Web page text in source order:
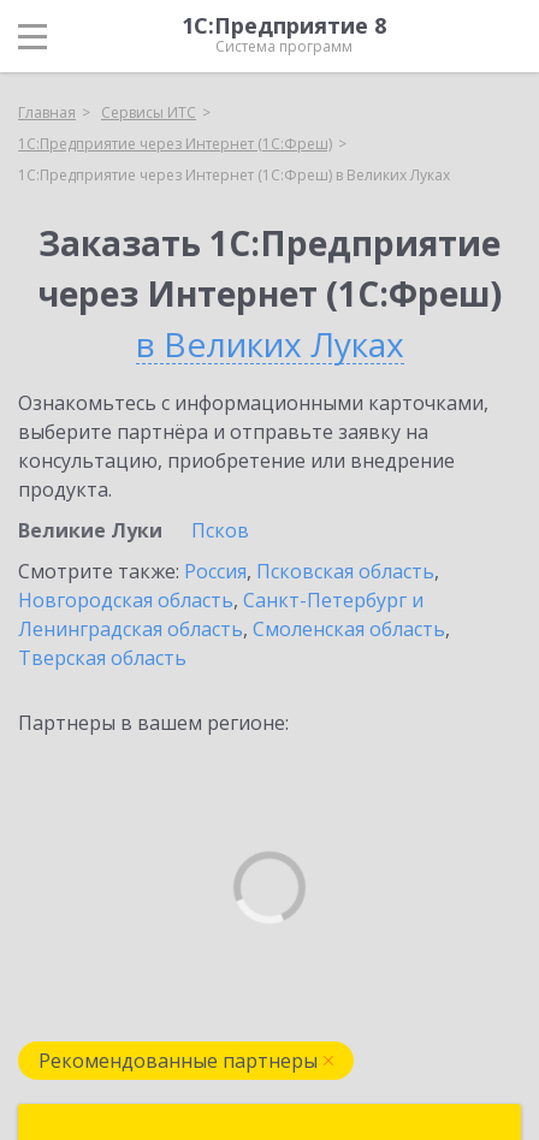
1С:Предприятие 8
Система программ
Главная
Сервисы ИТС
1С:Предприятие через Интернет (1С:Фреш)
1С:Предприятие через Интернет (1С:Фреш) в Великих Луках
Заказать 1С:Предприятие
через Интернет (1С:Фреш)
в Великих Луках
Ознакомьтесь с информационными карточками,
выберите партнёра и отправьте заявку на
консультацию, приобретение или внедрение
продукта.
Великие Луки
Псков
Смотрите также: Россия, Псковская область,
Новгородская область, Санкт-Петербург и
Ленинградская область, Смоленская область,
Тверская область
Партнеры в вашем регионе:
Рекомендованные партнеры